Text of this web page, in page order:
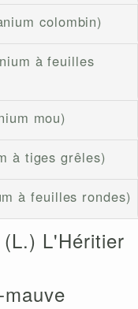
colombin)
à feuilles
mou)
à tiges grêles)
à feuilles rondes)
L'Héritier